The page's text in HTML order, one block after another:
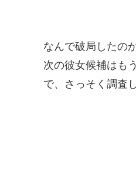
なんで破局したの
次の彼女候補はも
で、さっそく調査